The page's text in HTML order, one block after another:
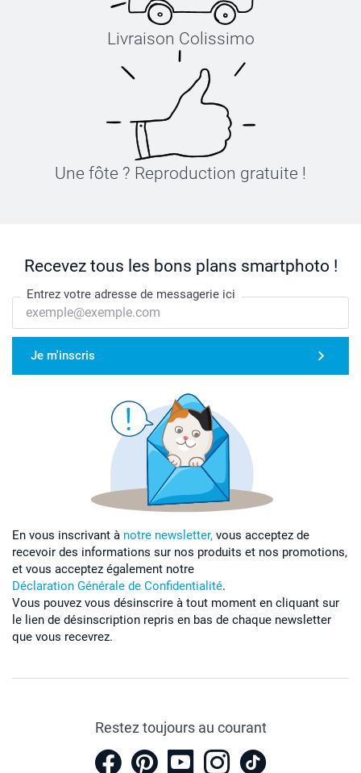
Livraison Colissimo
Une fôte ? Reproduction gratuite !
Recevez tous les bons plans smartphoto !
Entrez votre adresse de messagerie ici
Je m'inscris
En vous inscrivant à notre newsletter, vous acceptez de
recevoir des informations sur nos produits et nos promotions,
et vous acceptez également notre
Déclaration Générale de Confidentialité.
Vous pouvez vous désinscrire à tout moment en cliquant sur
le lien de désinscription repris en bas de chaque newsletter
que vous recevrez.
Restez toujours au courant